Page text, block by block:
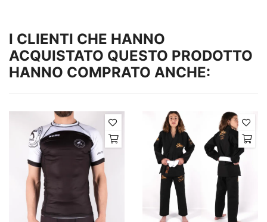
I CLIENTI CHE HANNO
ACQUISTATO QUESTO PRODOTTO
HANNO COMPRATO ANCHE: